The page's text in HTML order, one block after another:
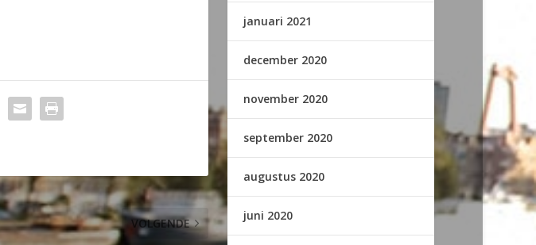
VOLGENDE
januari 2021
december 2020
november 2020
september 2020
augustus 2020
juni 2020